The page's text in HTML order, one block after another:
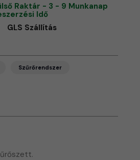
Raktár - 3 - 9 Munkanap
Idő
GLS Szállítás
Szűrőrendszer